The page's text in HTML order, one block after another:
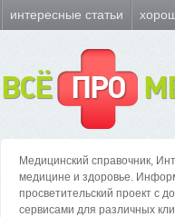
интересные статьи
ВСЁ ПРО
Медицинский справочник,
медицине и здоровье.
просветительский проект с
сервисами для различных